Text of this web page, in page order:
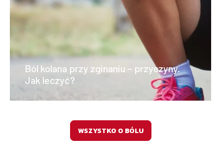
Ból kolana przy zginaniu – przyczyny.
Jak leczyć?
WSZYSTKO O BÓLU